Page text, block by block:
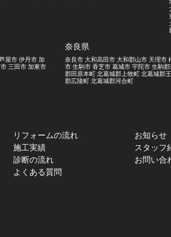
屋市 伊丹市 加
三田市 加東市
奈良県
奈良市 大和高田市 大和郡山市 天理市
市 生駒市 香芝市 葛城市 宇陀市 生駒
郡田原本町 北葛城郡上牧町 北葛城郡
郡広陵町 北葛城郡河合町
リフォームの流れ
施工実績
診断の流れ
よくある質問
お知らせ
スタッフ
お問い合